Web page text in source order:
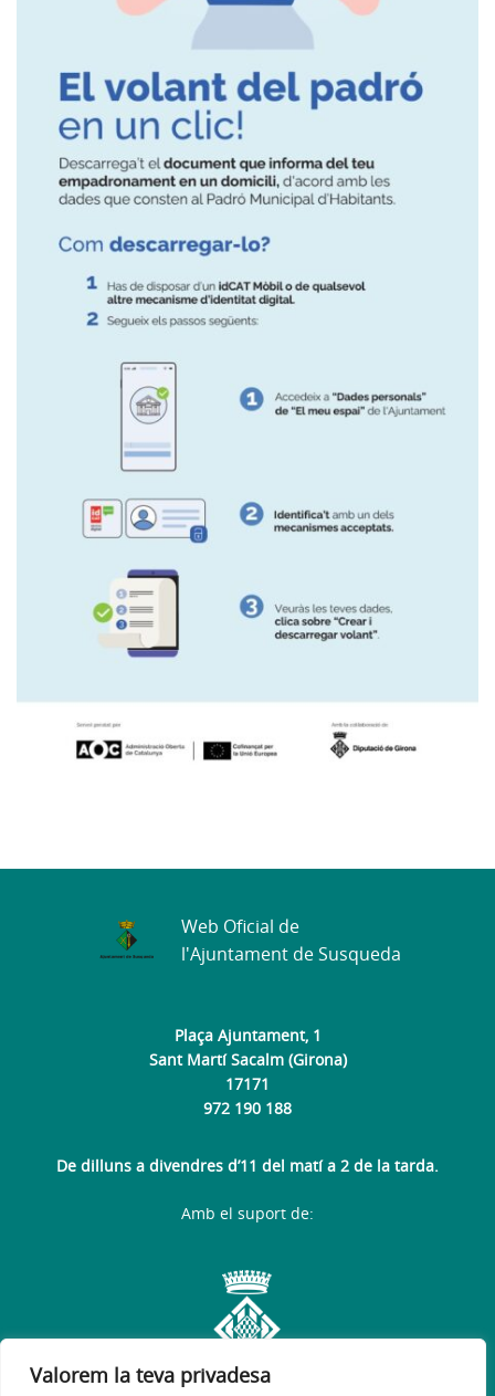
Valorem la teva privadesa
Plaça Ajuntament, 1
Sant Martí Sacalm (Girona)
17171
972 190 188
De dilluns a divendres d’11 del matí a 2 de la tarda.
Web Oficial de
l'Ajuntament de Susqueda
Amb el suport de: